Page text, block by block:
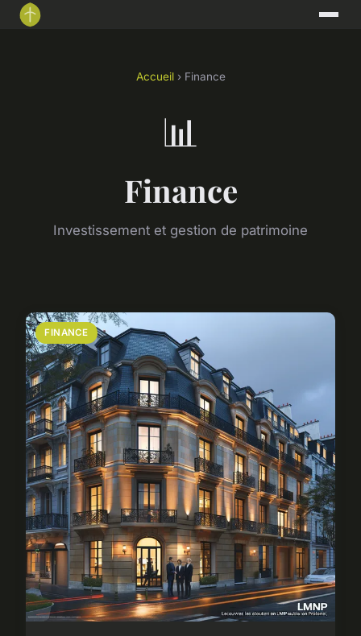
Accueil› Finance
📊
Finance
Investissement et gestion de patrimoine
FINANCE